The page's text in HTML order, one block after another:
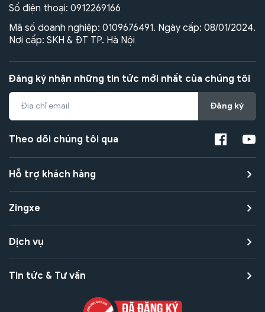
Số điện thoại: 0912269166
Mã số doanh nghiệp: 0109676491. Ngày cấp: 08/01/2024.
Nơi cấp: SKH & ĐT TP. Hà Nội
Đăng ký nhận những tin tức mới nhất của chúng tôi
Đăng ký
Theo dõi chúng tôi qua
Hỗ trợ khách hàng
Zingxe
Dịch vụ
Tin tức & Tư vấn